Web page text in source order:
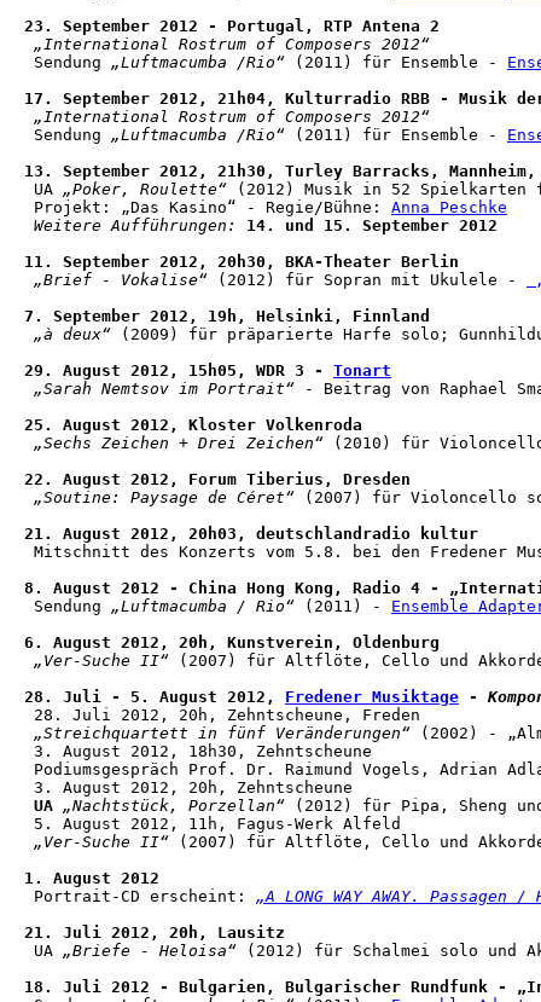
23. September 2012 - Portugal, RTP Antena 2
„International Rostrum of Composers 2012“
Sendung „Luftmacumba /Rio“ (2011) für Ensemble -
17. September 2012, 21h04, Kulturradio RBB - Musik
„International Rostrum of Composers 2012“
Sendung „Luftmacumba /Rio“ (2011) für Ensemble -
13. September 2012, 21h30, Turley Barracks,
UA „Poker, Roulette“ (2012) Musik in 52 Spielkarten
Projekt: „Das Kasino“ - Regie/Bühne: Anna Peschke
Weitere Aufführungen:
14. und 15. September 2012
11. September 2012, 20h30, BKA-Theater Berlin
„Brief - Vokalise“ (2012) für Sopran mit Ukulele -
7. September 2012, 19h, Helsinki, Finnland
„à deux“ (2009) für präparierte Harfe solo;
29. August 2012, 15h05, WDR 3 - Tonart
„Sarah Nemtsov im Portrait“ - Beitrag von Raphael
25. August 2012, Kloster Volkenroda
„Sechs Zeichen + Drei Zeichen“ (2010) für
22. August 2012, Forum Tiberius, Dresden
„Soutine: Paysage de Céret“ (2007) für Violoncello
21. August 2012, 20h03, deutschlandradio kultur
Mitschnitt des Konzerts vom 5.8. bei den Fredener
8. August 2012 - China Hong Kong, Radio 4 -
Sendung „Luftmacumba / Rio“ (2011) - Ensemble
6. August 2012, 20h, Kunstverein, Oldenburg
„Ver-Suche II“ (2007) für Altflöte, Cello und
28. Juli - 5. August 2012, Fredener Musiktage -
28. Juli 2012, 20h, Zehntscheune, Freden
„Streichquartett in fünf Veränderungen“ (2002) -
3. August 2012, 18h30, Zehntscheune
Podiumsgespräch Prof. Dr. Raimund Vogels, Adrian
3. August 2012, 20h, Zehntscheune
UA „Nachtstück, Porzellan“ (2012) für Pipa, Sheng
5. August 2012, 11h, Fagus-Werk Alfeld
„Ver-Suche II“ (2007) für Altflöte, Cello und
1. August 2012
Portrait-CD erscheint: „A LONG WAY AWAY. Passagen
21. Juli 2012, 20h, Lausitz
UA „Briefe - Heloisa“ (2012) für Schalmei solo und
18. Juli 2012 - Bulgarien, Bulgarischer Rundfunk -